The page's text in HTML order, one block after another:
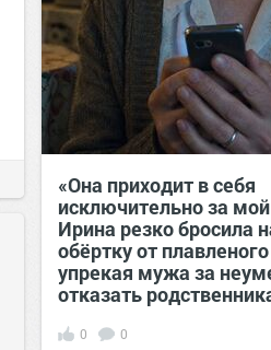
«Она приходит в себя
исключительно за
Ирина резко бросила
обёртку от
упрекая мужа за
отказать
0 0